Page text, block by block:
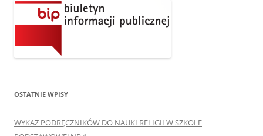
OSTATNIE WPISY
WYKAZ PODRĘCZNIKÓW DO NAUKI RELIGII W SZKOLE